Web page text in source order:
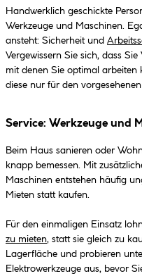
Handwerklich geschickte
Werkzeuge und Maschinen.
ansteht: Sicherheit und
Vergewissern Sie sich, dass
mit denen Sie optimal arbeiten
diese nur für den
Service: Werkzeuge und
Beim Haus sanieren oder
knapp bemessen. Mit
Maschinen entstehen häufig
Mieten statt kaufen.
Für den einmaligen Einsatz
zu mieten, statt sie gleich zu
Lagerfläche und probieren
Elektrowerkzeuge aus, bevor